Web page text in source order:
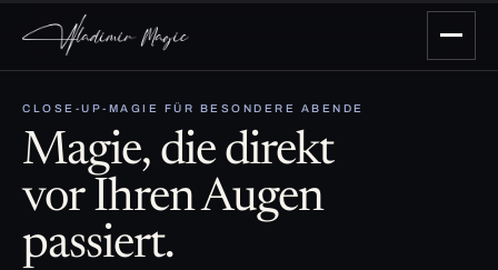
CLOSE-UP-MAGIE FÜR BESONDERE ABENDE
Magie, die direkt
vor Ihren Augen
passiert.